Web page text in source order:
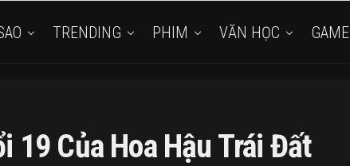
TRENDING PHIM VĂN HỌC GAME
19 Của Hoa Hậu Trái Đất